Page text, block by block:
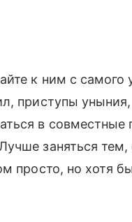
к ним с самого
приступы
в совместные
заняться
просто, но хотя